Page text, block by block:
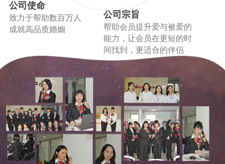
公司使命
致力于帮助数百万人
成就高品质婚姻
公司宗旨
帮助会员提升爱与被爱的
能力，让会员在更短的时
间找到，更适合的伴侣